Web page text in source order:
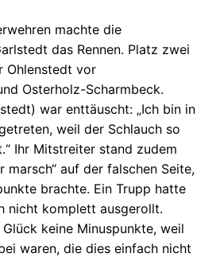
machte die
das Rennen. Platz zwei
Ohlenstedt vor
Osterholz-Scharmbeck.
war enttäuscht: „Ich bin in
weil der Schlauch so
Ihr Mitstreiter stand zudem
marsch“ auf der falschen Seite,
brachte. Ein Trupp hatte
nicht komplett ausgerollt.
keine Minuspunkte, weil
waren, die dies einfach nicht